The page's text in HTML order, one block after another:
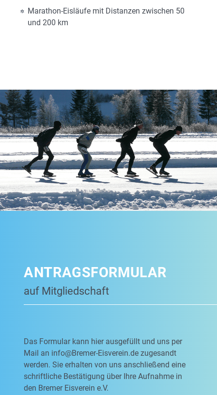
Marathon-Eisläufe mit Distanzen zwischen 50
und 200 km
ANTRAGSFORMULAR
auf Mitgliedschaft
Das Formular kann hier ausgefüllt und uns per
Mail an info@Bremer-Eisverein.de zugesandt
werden. Sie erhalten von uns anschließend eine
schriftliche Bestätigung über Ihre Aufnahme in
den Bremer Eisverein e.V.